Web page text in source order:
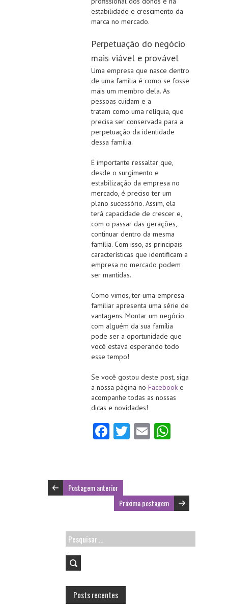
estabilidade e crescimento da
marca no mercado.
Perpetuação do negócio
mais viável e provável
Uma empresa que nasce dentro
de uma família é como se fosse
mais um membro dela. As
pessoas cuidam e a
tratam como uma relíquia, que
precisa ser conservada para a
perpetuação da identidade
dessa família.
É importante ressaltar que,
desde o surgimento e
estabilização da empresa no
mercado, é preciso ter um
plano sucessório. Assim, ela
terá capacidade de crescer e,
com o passar das gerações,
continuar dentro da mesma
família. Com isso, as principais
características que identificam a
empresa no mercado podem
ser mantidas.
Como vimos, ter uma empresa
familiar apresenta uma série de
vantagens. Montar um negócio
com alguém da sua família
pode ser a oportunidade que
você estava esperando todo
esse tempo!
Se você gostou deste post, siga
a nossa página no Facebook e
acompanhe todas as nossas
dicas e novidades!
Fa
o
o
k
T E
p
p
Postagem anterior
Próxima postagem
Pesquisar
por:
Posts recentes